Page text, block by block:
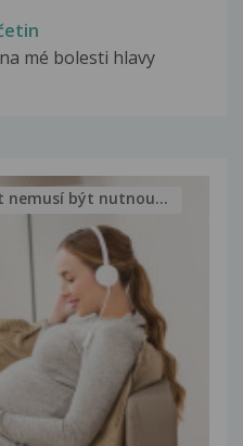
mé bolesti hlavy
nemusí být nutnou...